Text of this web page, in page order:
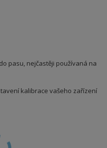
pasu, nejčastěji používaná na
kalibrace vašeho zařízení